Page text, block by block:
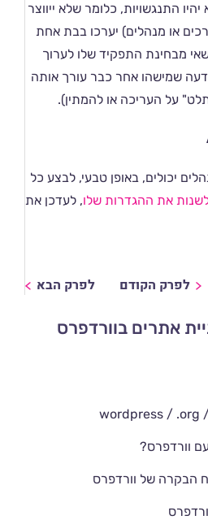
התנגשויות, כלומר שלא ייווצר
או מנהלים) יערכו בבת אחת
מבחינת התפקיד שלו לערוך
שמישהו אחר כבר עורך אותה
על העריכה או להמתין).
יכולים, באופן טבעי, לבצע כל
את ההגדרות שלו, לעדכן את
לפרק הקודם לפרק הבא
אתרים בוורדפרס